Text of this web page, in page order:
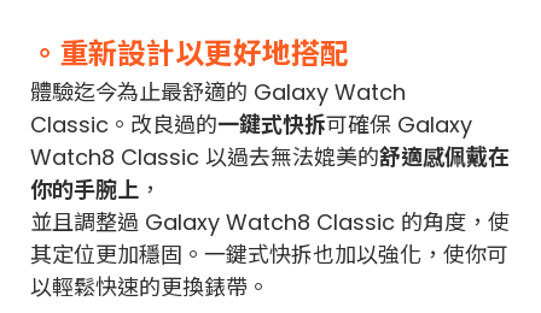
。重新設計以更好地搭配
體驗迄今為止最舒適的 Galaxy Watch
Classic。改良過的一鍵式快拆可確保 Galaxy
Watch8 Classic 以過去無法媲美的舒適感佩戴在
你的手腕上 ，
並且調整過 Galaxy Watch8 Classic 的角度，使
其定位更加穩固。一鍵式快拆也加以強化，使你可
以輕鬆快速的更換錶帶。